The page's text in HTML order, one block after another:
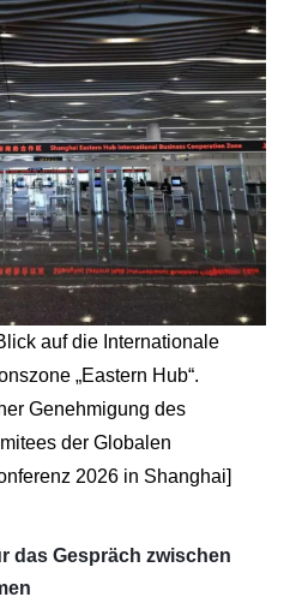
auf die Internationale
„Eastern Hub“.
Genehmigung des
der Globalen
2026 in Shanghai]
das Gespräch zwischen